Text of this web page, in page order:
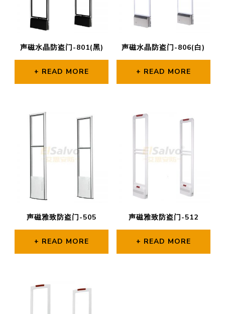
声磁水晶防盗门-801(黑)
READ MORE
声磁水晶防盗门-806(白)
READ MORE
声磁雅致防盗门-505
READ MORE
声磁雅致防盗门-512
READ MORE